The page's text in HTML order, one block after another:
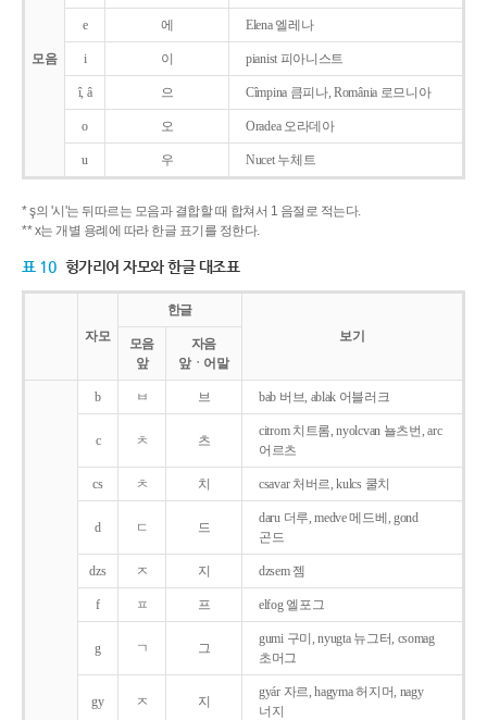
모음
e 에 Elena 엘레나
i 이 pianist 피아니스트
î, â 으 Cîmpina 큼피나, România 로므니아
o 오 Oradea 오라데아
u 우 Nucet 누체트
* ş의 '시'는 뒤따르는 모음과 결합할 때 합쳐서 1 음절로 적는다.
** x는 개별 용례에 따라 한글 표기를 정한다.
표 10 헝가리어 자모와 한글 대조표
자모
한글
보기
모음
앞
자음
앞ㆍ어말
b ㅂ 브 bab 버브, ablak 어블러크
c ㅊ 츠
citrom 치트롬, nyolcvan 뇰츠번, arc
어르츠
cs ㅊ 치 csavar 처버르, kulcs 쿨치
d ㄷ 드
daru 더루, medve 메드베, gond
곤드
dzs ㅈ 지 dzsem 젬
f ㅍ 프 elfog 엘포그
g ㄱ 그
gumi 구미, nyugta 뉴그터, csomag
초머그
gy ㅈ 지
gyár 자르, hagyma 허지머, nagy
너지